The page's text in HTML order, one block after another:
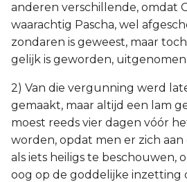
anderen verschillende, omdat
waarachtig Pascha, wel
zondaren is geweest, maar
gelijk is geworden,
2) Van die vergunning werd
gemaakt, maar altijd een lam
moest reeds vier dagen vóór
worden, opdat men er zich
als iets heiligs te beschouwen,
oog op de goddelijke